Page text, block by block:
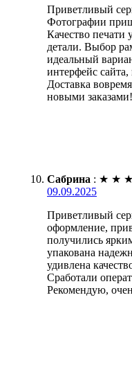
Приветливый
Фотографии
Качество печати
детали. Выбор
идеальный
интерфейс
Доставка
новыми заказами!
Сабрина : ★ ★ ★
09.09.2025
Приветливый
оформление,
получились
упакована
удивлена
Сработали
Рекомендую,